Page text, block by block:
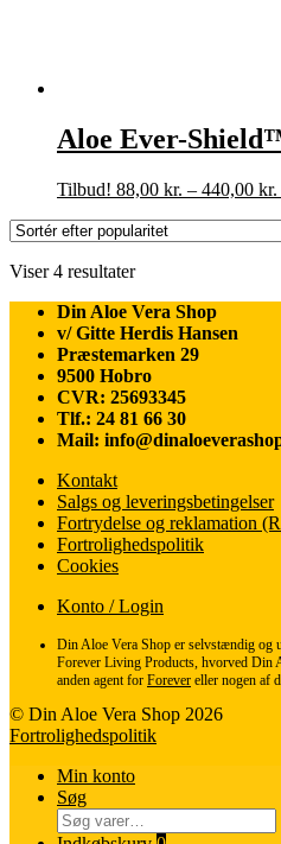
Aloe Ever-
Tilbud! 88,00 kr. – 440,00 kr.
Viser 4 resultaterSorteret
popularitet
Din Aloe Vera Shop
v/ Gitte Herdis Hansen
Præstemarken 29
9500 Hobro
CVR: 25693345
Tlf.: 24 81 66 30
Mail:
Kontakt
Salgs og leveringsbetingelser
Fortrydelse og reklamation
Fortrolighedspolitik
Cookies
Konto / Login
Din Aloe Vera Shop er selvstændig og
Forever Living Products, hvorved Din
anden agent for Forever eller nogen af
© Din Aloe Vera Shop 2026
Fortrolighedspolitik
Min konto
Søg
Søg
efter: